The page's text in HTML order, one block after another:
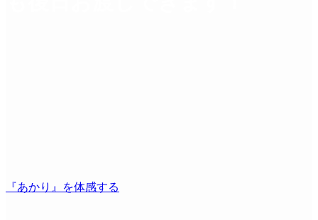
『あかり』を体感する